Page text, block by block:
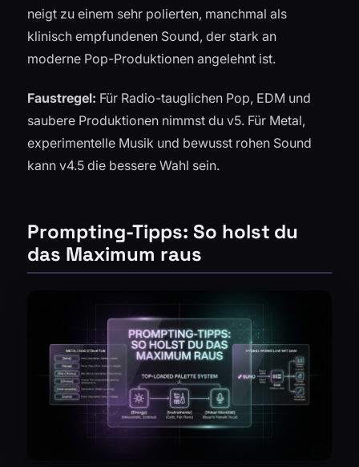
neigt zu einem sehr polierten, manchmal als
klinisch empfundenen Sound, der stark an
moderne Pop-Produktionen angelehnt ist.
Faustregel: Für Radio-tauglichen Pop, EDM und
saubere Produktionen nimmst du v5. Für Metal,
experimentelle Musik und bewusst rohen Sound
kann v4.5 die bessere Wahl sein.
Prompting-Tipps: So holst du
das Maximum raus